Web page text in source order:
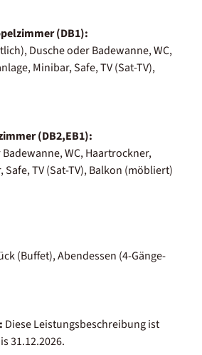
(DB1):
Dusche oder Badewanne, WC,
Minibar, Safe, TV (Sat-TV),
(DB2,EB1):
WC, Haartrockner,
TV (Sat-TV), Balkon (möbliert)
(Buffet), Abendessen (4-Gänge-
Diese Leistungsbeschreibung ist
31.12.2026.